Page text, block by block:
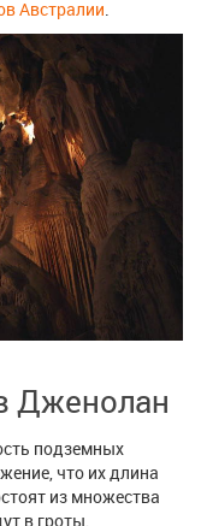
Австралии.
Дженолан
подземных
что их длина
из множества
в гроты,